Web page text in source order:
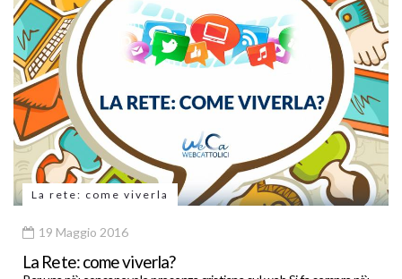
La rete: come viverla
19 Maggio 2016
La Rete: come viverla?